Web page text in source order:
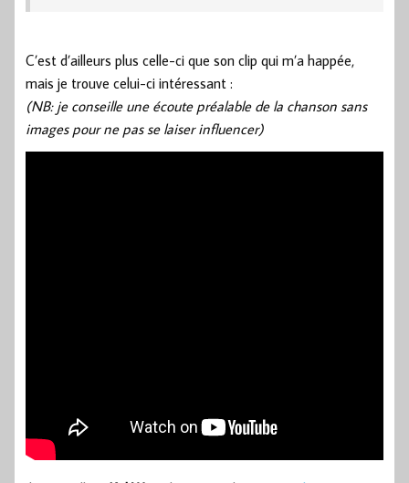
C’est d’ailleurs plus celle-ci que son clip qui m’a happée,
mais je trouve celui-ci intéressant :
(NB: je conseille une écoute préalable de la chanson sans
images pour ne pas se laiser influencer)